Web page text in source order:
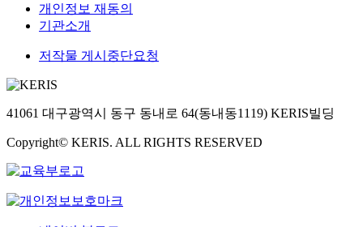
개인정보 재동의
기관소개
저작물 게시중단요청
41061 대구광역시 동구 동내로 64(동내동1119) KERIS빌딩
Copyright© KERIS. ALL RIGHTS RESERVED